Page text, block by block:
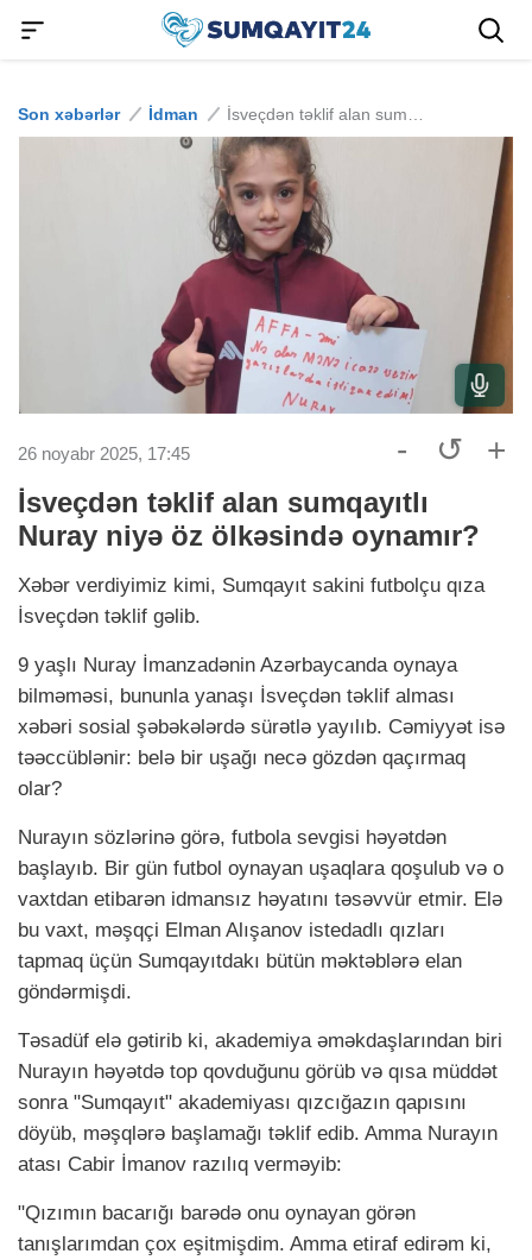
Son xəbərlər İdman
26 noyabr 2025, 17:45 - ↺ +
İsveçdən təklif alan sumqayıtlı
Nuray niyə öz ölkəsində oynamır?
Xəbər verdiyimiz kimi, Sumqayıt sakini futbolçu qıza
İsveçdən təklif gəlib.
9 yaşlı Nuray İmanzadənin Azərbaycanda oynaya
bilməməsi, bununla yanaşı İsveçdən təklif alması
xəbəri sosial şəbəkələrdə sürətlə yayılıb. Cəmiyyət isə
təəccüblənir: belə bir uşağı necə gözdən qaçırmaq
olar?
Nurayın sözlərinə görə, futbola sevgisi həyətdən
başlayıb. Bir gün futbol oynayan uşaqlara qoşulub və o
vaxtdan etibarən idmansız həyatını təsəvvür etmir. Elə
bu vaxt, məşqçi Elman Alışanov istedadlı qızları
tapmaq üçün Sumqayıtdakı bütün məktəblərə elan
göndərmişdi.
Təsadüf elə gətirib ki, akademiya əməkdaşlarından biri
Nurayın həyətdə top qovduğunu görüb və qısa müddət
sonra "Sumqayıt" akademiyası qızcığazın qapısını
döyüb, məşqlərə başlamağı təklif edib. Amma Nurayın
atası Cabir İmanov razılıq verməyib:
"Qızımın bacarığı barədə onu oynayan görən
tanışlarımdan çox eşitmişdim. Amma etiraf edirəm ki,